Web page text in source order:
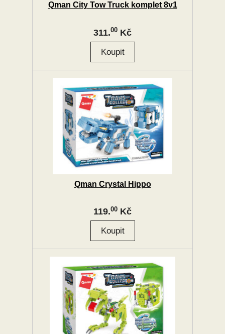
Qman City Tow Truck komplet 8v1
311.00 Kč
Qman Crystal Hippo
119.00 Kč